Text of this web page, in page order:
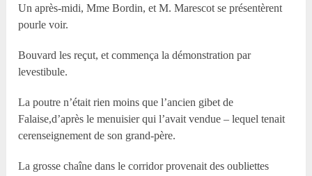
Un après-midi, Mme Bordin, et M. Marescot se présentèrent
pourle voir.
Bouvard les reçut, et commença la démonstration par
levestibule.
La poutre n’était rien moins que l’ancien gibet de
Falaise,d’après le menuisier qui l’avait vendue – lequel tenait
cerenseignement de son grand-père.
La grosse chaîne dans le corridor provenait des oubliettes